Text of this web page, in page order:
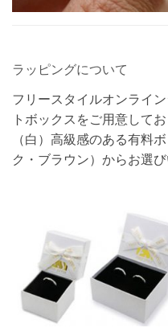
ラッピングについて
フリースタイルオンライ
トボックスをご用意して
（白）高級感のある有料
ク・ブラウン）からお選び